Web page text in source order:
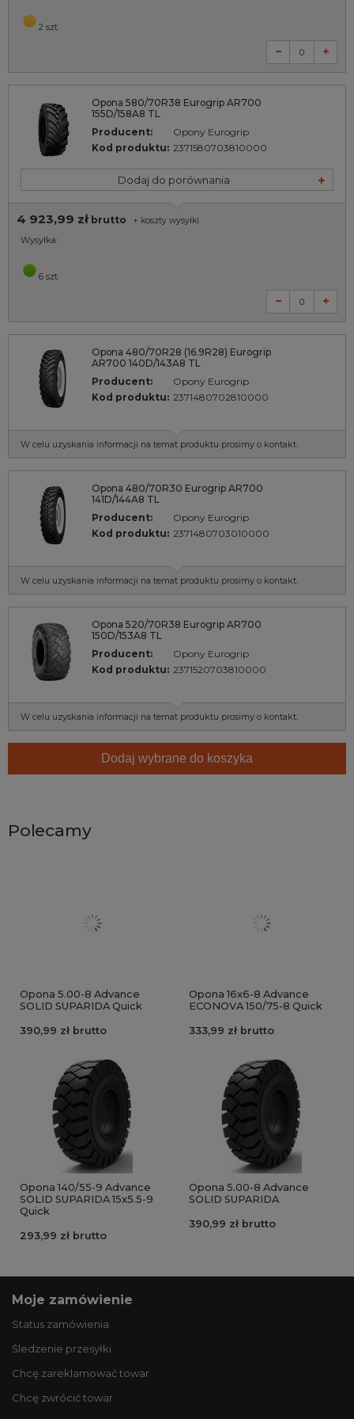
2 szt.
Opona 580/70R38 Eurogrip AR700
155D/158A8 TL
Producent:
Opony Eurogrip
Kod produktu: 2371580703810000
Dodaj do porównania
4 923,99 zł brutto + koszty wysyłki
Wysyłka:
6 szt.
Opona 480/70R28 (16.9R28) Eurogrip
AR700 140D/143A8 TL
Producent:
Opony Eurogrip
Kod produktu: 2371480702810000
W celu uzyskania informacji na temat produktu prosimy o kontakt.
Opona 480/70R30 Eurogrip AR700
141D/144A8 TL
Producent:
Opony Eurogrip
Kod produktu: 2371480703010000
W celu uzyskania informacji na temat produktu prosimy o kontakt.
Opona 520/70R38 Eurogrip AR700
150D/153A8 TL
Producent:
Opony Eurogrip
Kod produktu: 2371520703810000
W celu uzyskania informacji na temat produktu prosimy o kontakt.
Dodaj wybrane do koszyka
Polecamy
Opona 5.00-8 Advance
SOLID SUPARIDA Quick
390,99 zł brutto
Opona 16x6-8 Advance
ECONOVA 150/75-8 Quick
333,99 zł brutto
Opona 140/55-9 Advance
SOLID SUPARIDA 15x5.5-9
Quick
293,99 zł brutto
Opona 5.00-8 Advance
SOLID SUPARIDA
390,99 zł brutto
Moje zamówienie
Status zamówienia
Śledzenie przesyłki
Chcę zareklamować towar
Chcę zwrócić towar